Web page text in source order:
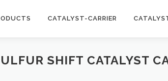
CATALYST-CARRIER
SHIFT CATALYST